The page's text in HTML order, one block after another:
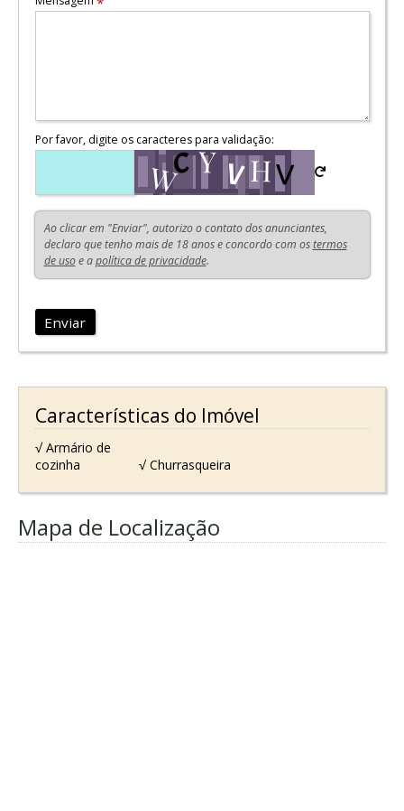
Por favor, digite os caracteres para validação:
Ao clicar em "Enviar", autorizo o contato dos anunciantes,
declaro que tenho mais de 18 anos e concordo com ostermos
de usoe apolítica de privacidade.
Enviar
Características do Imóvel
√ Armário de
cozinha
√ Churrasqueira
Mapa de Localização